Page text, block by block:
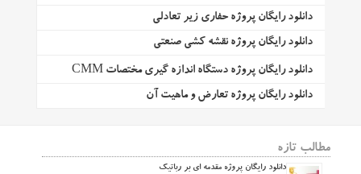
دانلود رایگان پروژه حفاری زیر تعادلی
دانلود رایگان پروژه نقشه کشی صنعتی
دانلود رایگان پروژه دستگاه اندازه گیری مختصات CMM
دانلود رایگان پروژه تعارض و ماهیت آن
مطالب تازه
دانلود رایگان پروژه مقدمه ای بر رباتیک